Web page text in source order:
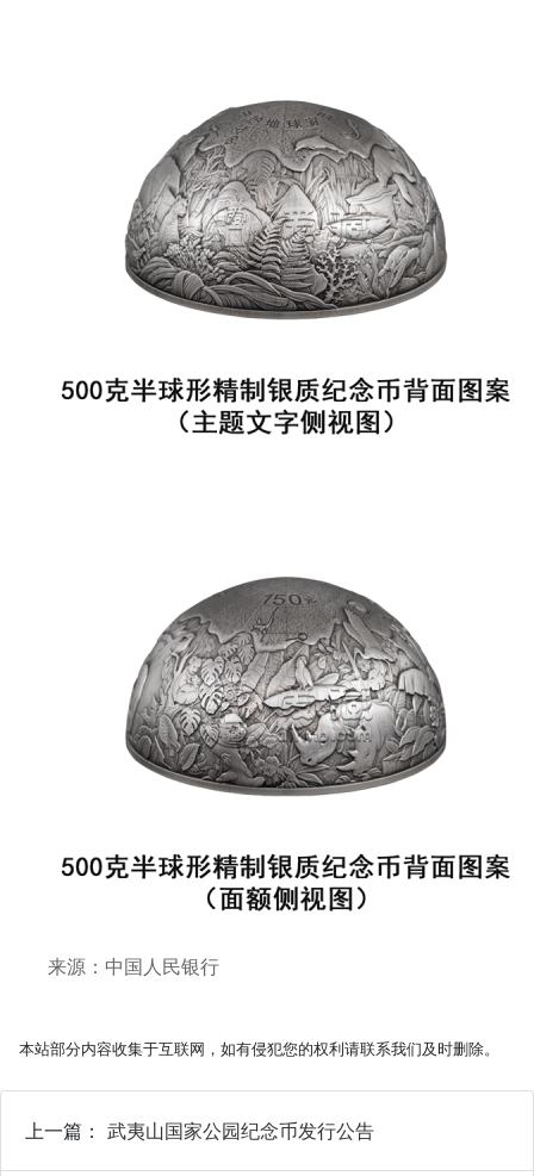
来源：中国人民银行
本站部分内容收集于互联网，如有侵犯您的权利请联系我们及时删除。
上一篇： 武夷山国家公园纪念币发行公告